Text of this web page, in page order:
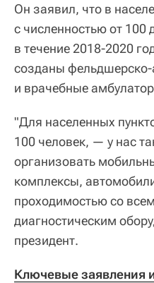
Он заявил, что в
с численностью от 100
в течение 2018-2020
созданы фельдшерско-
и врачебные
"Для населенных
100 человек, — у нас
организовать
комплексы,
проходимостью со
диагностическим
президент.
Ключевые заявления